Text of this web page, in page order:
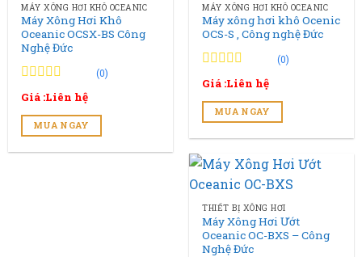
MÁY XÔNG HƠI KHÔ OCEANIC
Máy Xông Hơi Khô
Oceanic OCSX-BS Công
Nghệ Đức
0
trên
5
0
đánh
(0)
Giá :Liên hệ
MUA NGAY
MÁY XÔNG HƠI KHÔ OCEANIC
Máy xông hơi khô Ocenic
OCS-S , Công nghệ Đức
0
trên
5
0
đánh
(0)
Giá :Liên hệ
MUA NGAY
THIẾT BỊ XÔNG HƠI
Máy Xông Hơi Ướt
Oceanic OC-BXS – Công
Nghệ Đức